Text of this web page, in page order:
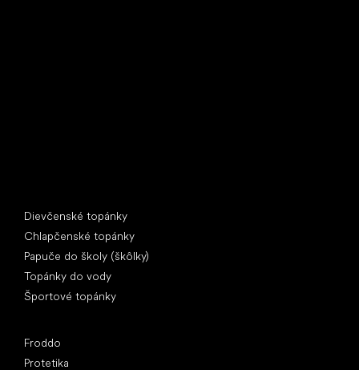
Dievčenské topánky
Chlapčenské topánky
Papuče do školy (škôlky)
Topánky do vody
Športové topánky
Froddo
Protetika